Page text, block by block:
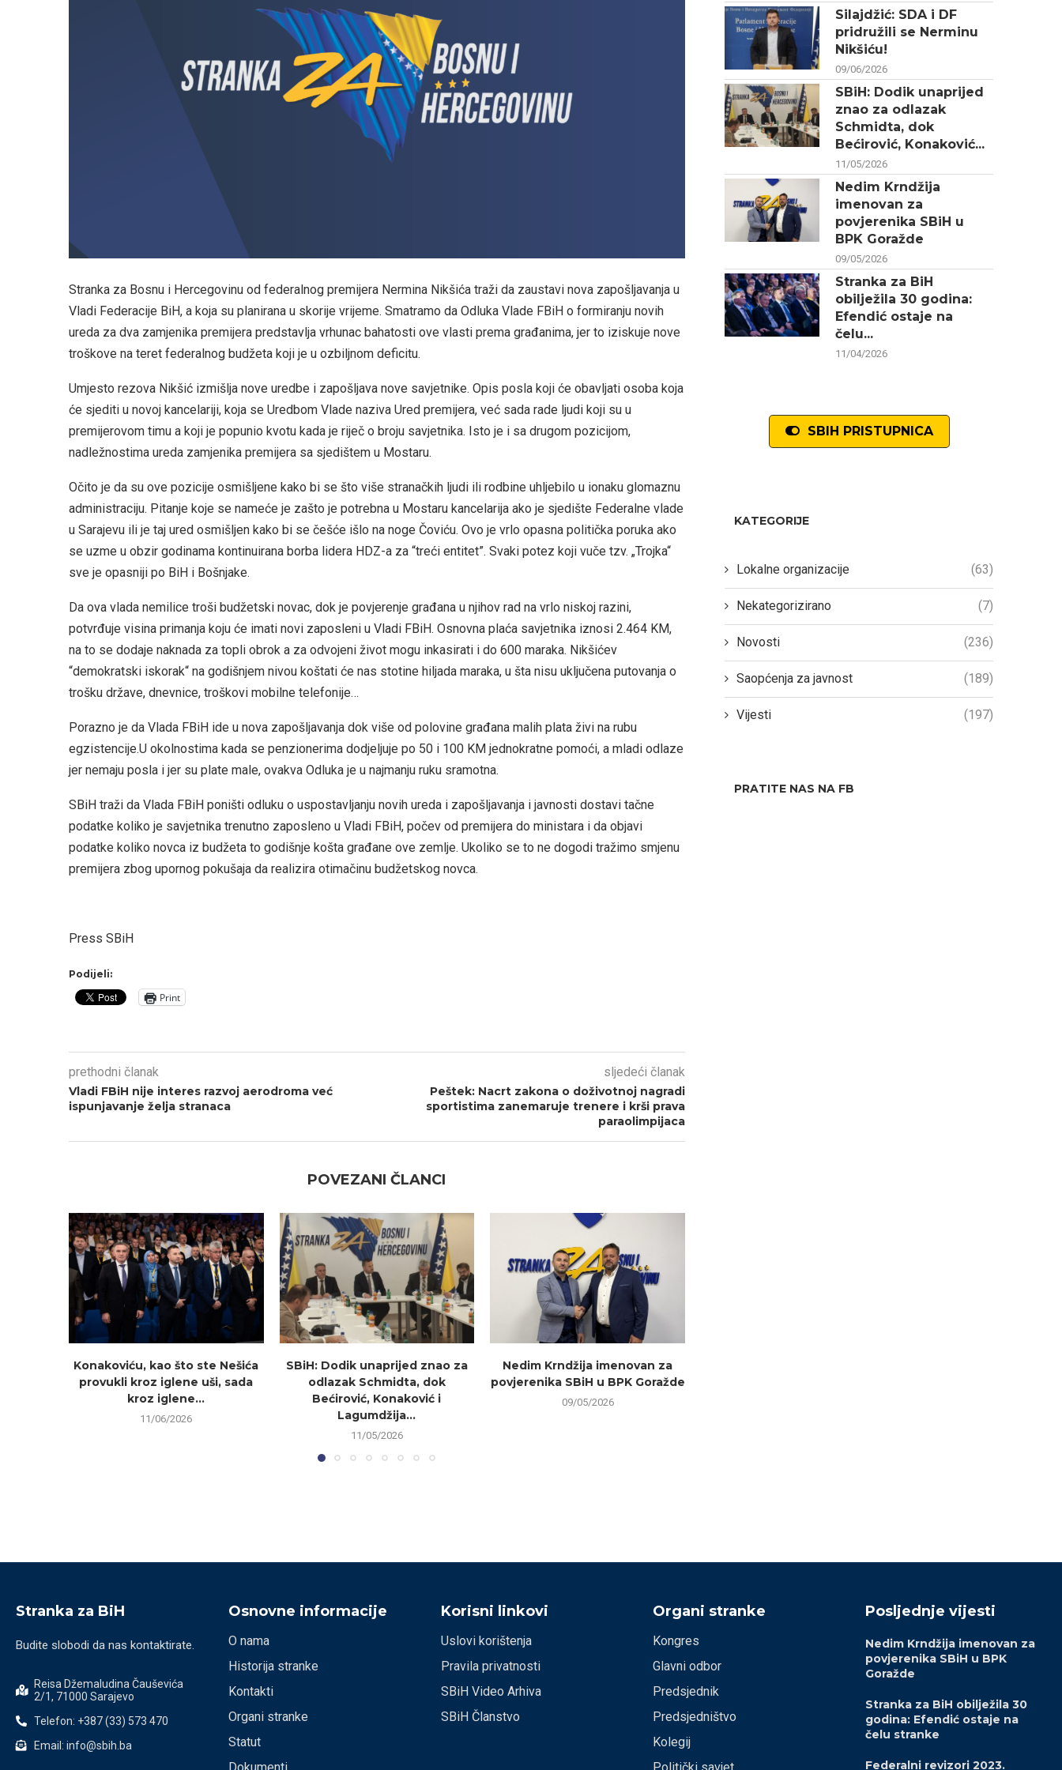
Stranka za Bosnu i Hercegovinu od federalnog premijera Nermina Nikšića traži da zaustavi nova zapošljavanja u
Vladi Federacije BiH, a koja su planirana u skorije vrijeme. Smatramo da Odluka Vlade FBiH o formiranju novih
ureda za dva zamjenika premijera predstavlja vrhunac bahatosti ove vlasti prema građanima, jer to iziskuje nove
troškove na teret federalnog budžeta koji je u ozbiljnom deficitu.
Umjesto rezova Nikšić izmišlja nove uredbe i zapošljava nove savjetnike. Opis posla koji će obavljati osoba koja
će sjediti u novoj kancelariji, koja se Uredbom Vlade naziva Ured premijera, već sada rade ljudi koji su u
premijerovom timu a koji je popunio kvotu kada je riječ o broju savjetnika. Isto je i sa drugom pozicijom,
nadležnostima ureda zamjenika premijera sa sjedištem u Mostaru.
Očito je da su ove pozicije osmišljene kako bi se što više stranačkih ljudi ili rodbine uhljebilo u ionaku glomaznu
administraciju. Pitanje koje se nameće je zašto je potrebna u Mostaru kancelarija ako je sjedište Federalne vlade
u Sarajevu ili je taj ured osmišljen kako bi se češće išlo na noge Čoviću. Ovo je vrlo opasna politička poruka ako
se uzme u obzir godinama kontinuirana borba lidera HDZ-a za “treći entitet”. Svaki potez koji vuče tzv. „Trojka“
sve je opasniji po BiH i Bošnjake.
Da ova vlada nemilice troši budžetski novac, dok je povjerenje građana u njihov rad na vrlo niskoj razini,
potvrđuje visina primanja koju će imati novi zaposleni u Vladi FBiH. Osnovna plaća savjetnika iznosi 2.464 KM,
na to se dodaje naknada za topli obrok a za odvojeni život mogu inkasirati i do 600 maraka. Nikšićev
“demokratski iskorak“ na godišnjem nivou koštati će nas stotine hiljada maraka, u šta nisu uključena putovanja o
trošku države, dnevnice, troškovi mobilne telefonije…
Porazno je da Vlada FBiH ide u nova zapošljavanja dok više od polovine građana malih plata živi na rubu
egzistencije.U okolnostima kada se penzionerima dodjeljuje po 50 i 100 KM jednokratne pomoći, a mladi odlaze
jer nemaju posla i jer su plate male, ovakva Odluka je u najmanju ruku sramotna.
SBiH traži da Vlada FBiH poništi odluku o uspostavljanju novih ureda i zapošljavanja i javnosti dostavi tačne
podatke koliko je savjetnika trenutno zaposleno u Vladi FBiH, počev od premijera do ministara i da objavi
podatke koliko novca iz budžeta to godišnje košta građane ove zemlje. Ukoliko se to ne dogodi tražimo smjenu
premijera zbog upornog pokušaja da realizira otimačinu budžetskog novca.
Press SBiH
Podijeli:
Print
prethodni članak
Vladi FBiH nije interes razvoj aerodroma već
ispunjavanje želja stranaca
sljedeći članak
Peštek: Nacrt zakona o doživotnoj nagradi
sportistima zanemaruje trenere i krši prava
paraolimpijaca
POVEZANI ČLANCI
Konakoviću, kao što ste Nešića
provukli kroz iglene uši, sada
kroz iglene...
11/06/2026
SBiH: Dodik unaprijed znao za
odlazak Schmidta, dok
Bećirović, Konaković i
Lagumdžija...
11/05/2026
Nedim Krndžija imenovan za
povjerenika SBiH u BPK Goražde
09/05/2026
Silajdžić: SDA i DF
pridružili se Nerminu
Nikšiću!
09/06/2026
SBiH: Dodik unaprijed
znao za odlazak
Schmidta, dok
Bećirović, Konaković...
11/05/2026
Nedim Krndžija
imenovan za
povjerenika SBiH u
BPK Goražde
09/05/2026
Stranka za BiH
obilježila 30 godina:
Efendić ostaje na
čelu...
11/04/2026
SBIH PRISTUPNICA
KATEGORIJE
Lokalne organizacije (63)
Nekategorizirano (7)
Novosti (236)
Saopćenja za javnost (189)
Vijesti (197)
PRATITE NAS NA FB
Stranka za BiH
Budite slobodi da nas kontaktirate.
Reisa Džemaludina Čauševića
2/1, 71000 Sarajevo
Telefon: +387 (33) 573 470
Email: info@sbih.ba
Osnovne informacije
O nama
Historija stranke
Kontakti
Organi stranke
Statut
Korisni linkovi
Uslovi korištenja
Pravila privatnosti
SBiH Video Arhiva
SBiH Članstvo
Organi stranke
Kongres
Glavni odbor
Predsjednik
Predsjedništvo
Kolegij
Posljednje vijesti
Nedim Krndžija imenovan za
povjerenika SBiH u BPK
Goražde
Stranka za BiH obilježila 30
godina: Efendić ostaje na
čelu stranke
Federalni revizori 2023.